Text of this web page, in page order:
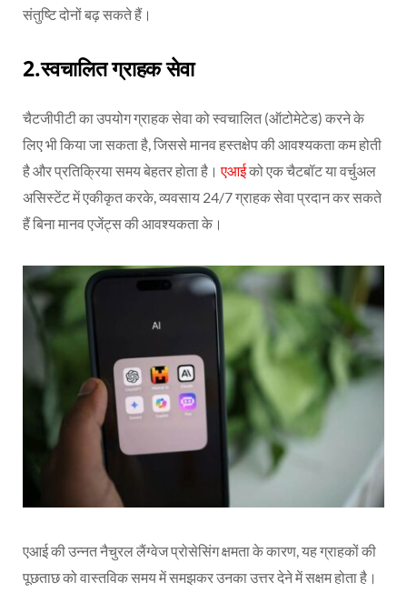
संतुष्टि दोनों बढ़ सकते हैं।
2.स्वचालित ग्राहक सेवा
चैटजीपीटी का उपयोग ग्राहक सेवा को स्वचालित (ऑटोमेटेड) करने के
लिए भी किया जा सकता है, जिससे मानव हस्तक्षेप की आवश्यकता कम होती
है और प्रतिक्रिया समय बेहतर होता है।एआईको एक चैटबॉट या वर्चुअल
असिस्टेंट में एकीकृत करके, व्यवसाय 24/7 ग्राहक सेवा प्रदान कर सकते
हैं बिना मानव एजेंट्स की आवश्यकता के।
एआई की उन्नत नैचुरल लैंग्वेज प्रोसेसिंग क्षमता के कारण, यह ग्राहकों की
पूछताछ को वास्तविक समय में समझकर उनका उत्तर देने में सक्षम होता है।